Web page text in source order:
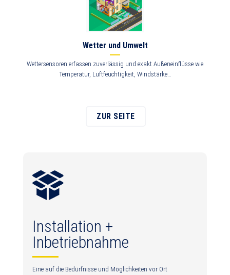
Wetter und Umwelt
Wettersensoren erfassen zuverlässig und exakt Außeneinflüsse wie
Temperatur, Luftfeuchtigkeit, Windstärke…
ZUR SEITE
Installation +
Inbetriebnahme
Eine auf die Bedürfnisse und Möglichkeiten vor Ort